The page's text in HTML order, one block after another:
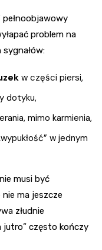
pełnoobjawowy
problem na
w części piersi,
dotyku,
mimo karmienia,
w jednym
musi być
ma jeszcze
złudnie
jutro” często kończy